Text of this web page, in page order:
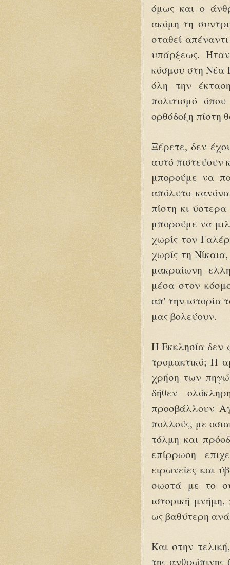
όμως και ο
ακόμη τη
σταθεί
υπάρξεως.
κόσμου στη Νέα
όλη την
πολιτισμό
ορθόδοξη πίστη
Ξέρετε, δεν
αυτό πιστεύουν
μπορούμε να
απόλυτο
πίστη κι
μπορούμε να
χωρίς τον
χωρίς τη
μακραίωνη
μέσα στον
απ' την ιστορία
μας βολεύουν.
Η Εκκλησία δεν
τρομακτικό; Η
χρήση των
δήθεν
προσβάλλουν
πολλούς, με
τόλμη και
επίρρωση
ειρωνείες και
σωστά με το
ιστορική
ως βαθύτερη
Και στην
της ανθρώπινης